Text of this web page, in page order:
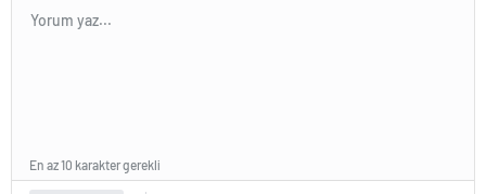
En az 10 karakter gerekli